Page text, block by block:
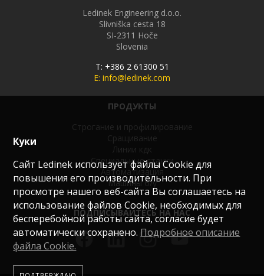
Куки
Сайт Ledinek использует файлы Cookie для
повышения его производительности. При
просмотре нашего веб-сайта Вы соглашаетесь на
использование файлов Cookie, необходимых для
бесперебойной работы сайта, согласие будет
автоматически сохранено. Подробное описание
файла Сookie.
Ledinek Engineering d.o.o.
Slivniška cesta 18
SI-2311 Hoče
Slovenia
T: +386 2 61300 51
E: info@ledinek.com
ПРОДУКТЫ
Строгание и профилирование
Сращивание
Линии кдк
Специальные станки
Автоматизация
Машины б/у
ПОДПИСЫВАЙТЕСЬ НА НАС